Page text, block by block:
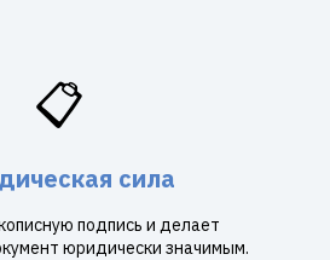
📋
сила
подпись и делает
юридически значимым.